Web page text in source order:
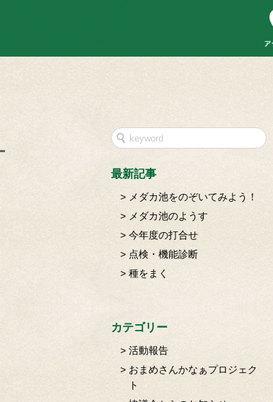
最新記事
メダカ池をのぞいてみよう！
メダカ池のようす
今年度の打合せ
点検・機能診断
種をまく
カテゴリー
活動報告
おまめさんかなぁプロジェク
ト